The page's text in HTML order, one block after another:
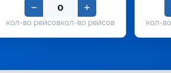
кол-во рейсов